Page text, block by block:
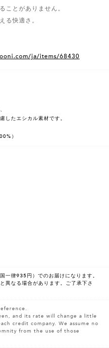
ことがありません。
る快適さ。
ja/items/68430
したエシカル素材です。
）
一律935円）でのお届けになります。
異なる場合があります。ご了承下さ
and its rate will change a little
credit company. We assume no
from the use of those